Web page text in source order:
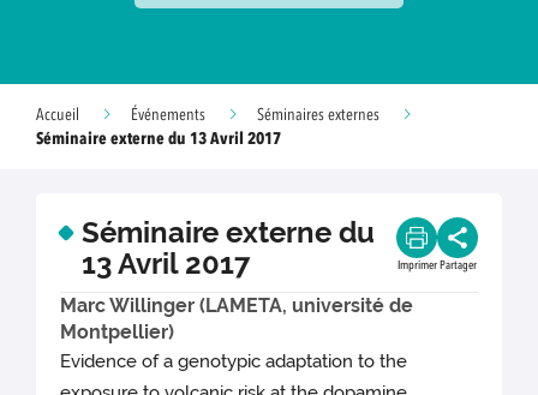
Accueil Événements
Séminaires externes
Séminaire externe du 13 Avril 2017
Séminaire externe du
13 Avril 2017
Imprimer Partager
Marc Willinger (LAMETA, université de
Montpellier)
Evidence of a genotypic adaptation to the